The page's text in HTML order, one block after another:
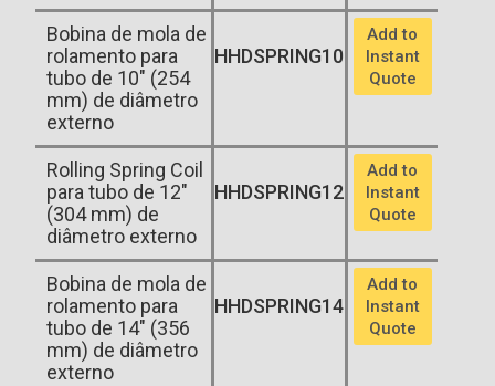
Rolling Spring Coil
para tubo de 12"
(304 mm) de
diâmetro externo
Bobina de mola de
rolamento para
tubo de 10" (254
mm) de diâmetro
externo
HHDSPRING10
Add to
Instant
Quote
HHDSPRING12
Add to
Instant
Quote
Bobina de mola de
rolamento para
tubo de 14" (356
mm) de diâmetro
externo
HHDSPRING14
Add to
Instant
Quote